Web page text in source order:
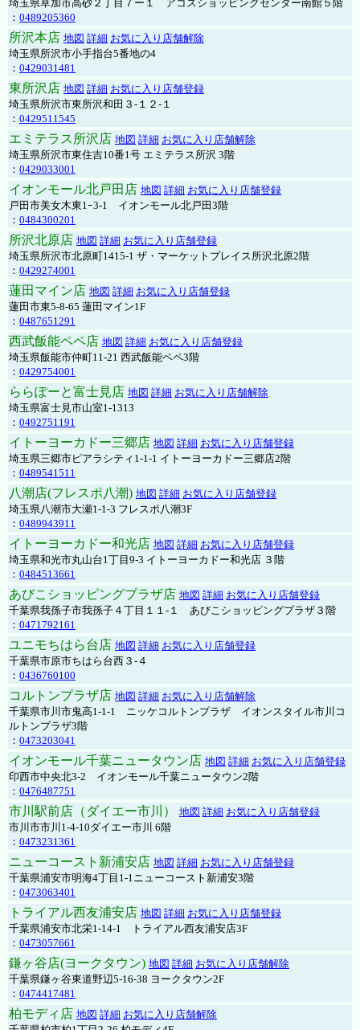
埼玉県草加市高砂２丁目７ー１ アコスショッピングセンター南館５階
： 0489205360
所沢本店 地図 詳細 お気に入り店舗解除
埼玉県所沢市小手指台5番地の4
： 0429031481
東所沢店 地図 詳細 お気に入り店舗登録
埼玉県所沢市東所沢和田３-１２-１
： 0429511545
エミテラス所沢店 地図 詳細 お気に入り店舗解除
埼玉県所沢市東住吉10番1号 エミテラス所沢 3階
： 0429033001
イオンモール北戸田店 地図 詳細 お気に入り店舗登録
戸田市美女木東1ｰ3‐1 イオンモール北戸田3階
： 0484300201
所沢北原店 地図 詳細 お気に入り店舗登録
埼玉県所沢市北原町1415-1 ザ・マーケットプレイス所沢北原2階
： 0429274001
蓮田マイン店 地図 詳細 お気に入り店舗登録
蓮田市東5-8-65 蓮田マイン1F
： 0487651291
西武飯能ペペ店 地図 詳細 お気に入り店舗登録
埼玉県飯能市仲町11-21 西武飯能ペペ3階
： 0429754001
ららぽーと富士見店 地図 詳細 お気に入り店舗解除
埼玉県富士見市山室1-1313
： 0492751191
イトーヨーカドー三郷店 地図 詳細 お気に入り店舗登録
埼玉県三郷市ピアラシティ1-1-1 イトーヨーカドー三郷店2階
： 0489541511
八潮店(フレスポ八潮) 地図 詳細 お気に入り店舗登録
埼玉県八潮市大瀬1-1-3 フレスポ八潮3F
： 0489943911
イトーヨーカドー和光店 地図 詳細 お気に入り店舗登録
埼玉県和光市丸山台1丁目9-3 イトーヨーカドー和光店 ３階
： 0484513661
あびこショッピングプラザ店 地図 詳細 お気に入り店舗登録
千葉県我孫子市我孫子４丁目１１-１ あびこショッピングプラザ３階
： 0471792161
ユニモちはら台店 地図 詳細 お気に入り店舗登録
千葉県市原市ちはら台西３-４
： 0436760100
コルトンプラザ店 地図 詳細 お気に入り店舗解除
千葉県市川市鬼高1-1-1 ニッケコルトンプラザ イオンスタイル市川コ
ルトンプラザ3階
： 0473203041
イオンモール千葉ニュータウン店 地図 詳細 お気に入り店舗登録
印西市中央北3-2 イオンモール千葉ニュータウン2階
： 0476487751
市川駅前店（ダイエー市川） 地図 詳細 お気に入り店舗登録
市川市市川1-4-10ダイエー市川 6階
： 0473231361
ニューコースト新浦安店 地図 詳細 お気に入り店舗登録
千葉県浦安市明海4丁目1-1ニューコースト新浦安3階
： 0473063401
トライアル西友浦安店 地図 詳細 お気に入り店舗登録
千葉県浦安市北栄1-14-1 トライアル西友浦安店3F
： 0473057661
鎌ヶ谷店(ヨークタウン) 地図 詳細 お気に入り店舗解除
千葉県鎌ヶ谷東道野辺5-16-38 ヨークタウン2F
： 0474417481
柏モディ店 地図 詳細 お気に入り店舗解除